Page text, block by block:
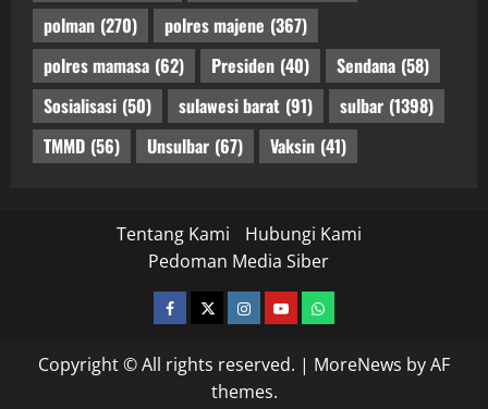
polman (270) polres majene (367)
polres mamasa (62) Presiden (40) Sendana (58)
Sosialisasi (50) sulawesi barat (91) sulbar (1398)
TMMD (56) Unsulbar (67) Vaksin (41)
Tentang Kami
Hubungi Kami
Pedoman Media Siber
facebooktwitterinstagram.com
youtubewhatsapp
Copyright © All rights reserved. | MoreNews by AF
themes.